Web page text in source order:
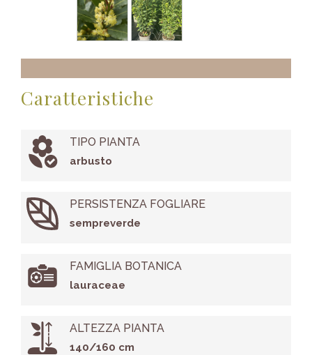
Caratteristiche
TIPO PIANTA
arbusto
PERSISTENZA FOGLIARE
sempreverde
FAMIGLIA BOTANICA
lauraceae
ALTEZZA PIANTA
140/160 cm